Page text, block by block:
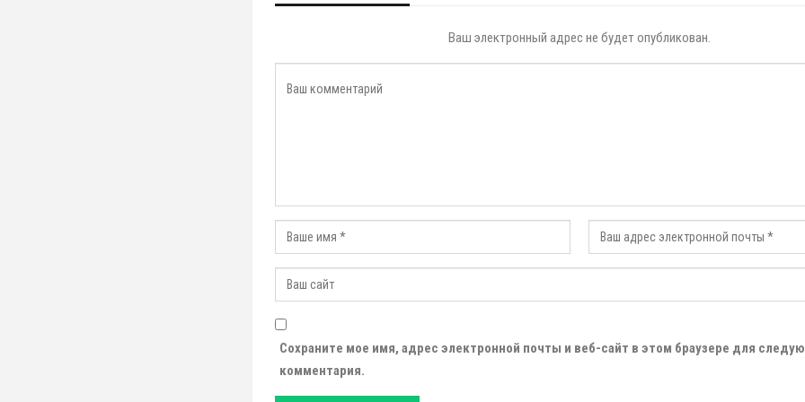
Ваш электронный адрес не будет опубликован.
Сохраните мое имя, адрес электронной почты и веб-сайт в этом браузере для
комментария.